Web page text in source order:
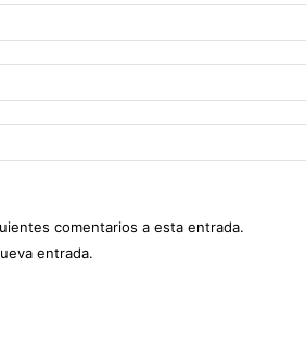
comentarios a esta entrada.
entrada.